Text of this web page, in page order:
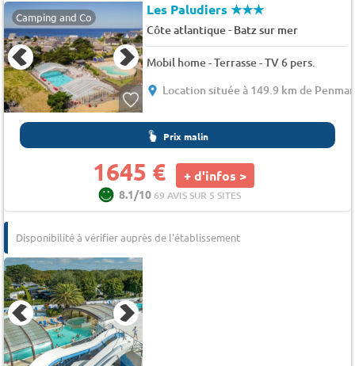
Camping and Co Les Paludiers★★★
Côte atlantique- Batz sur mer
Mobil home - Terrasse - TV 6 pers.
Location située à 149.9 km de
Prix malin
1645 € + d'infos >
8.1/1069 AVIS SUR 5 SITES
Disponibilité à vérifier auprès de l'établissement